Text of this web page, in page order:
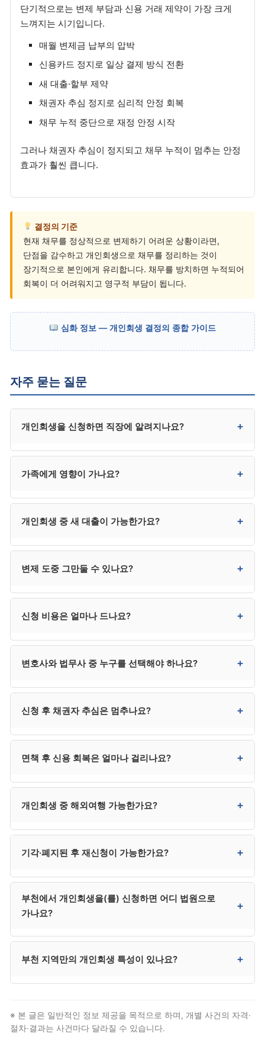
단기적으로는 변제 부담과 신용 거래 제약이 가장 크게
느껴지는 시기입니다.
매월 변제금 납부의 압박
신용카드 정지로 일상 결제 방식 전환
새 대출·할부 제약
채권자 추심 정지로 심리적 안정 회복
채무 누적 중단으로 재정 안정 시작
그러나 채권자 추심이 정지되고 채무 누적이 멈추는 안정
효과가 훨씬 큽니다.
결정의 기준
현재 채무를 정상적으로 변제하기 어려운 상황이라면,
단점을 감수하고 개인회생으로 채무를 정리하는 것이
장기적으로 본인에게 유리합니다. 채무를 방치하면 누적되어
회복이 더 어려워지고 영구적 부담이 됩니다.
심화 정보 — 개인회생 결정의 종합 가이드
자주 묻는 질문
개인회생을 신청하면 직장에 알려지나요? +
압류가 진행 중이었다면 회사가 이미 인지하고 있을 수
통해 인지될 수 있습니다.
가족에게 영향이 가나요? +
자녀의 채무에는 영향이 없습니다. 다만 가족이 본인
남습니다.
개인회생 중 새 대출이 가능한가요? +
필요합니다. 무허가 신규 채무는 변제계획 위반이 되어
변제 도중 그만둘 수 있나요? +
회수되지 않으며, 채권자 추심이 재개됩니다. 사정
검토하시는 것이 안전합니다.
신청 비용은 얼마나 드나요? +
원으로 총 320만~430만 원 수준입니다. 법무사는 다소
분납이 가능한 사무소가 대부분입니다.
변호사와 법무사 중 누구를 선택해야 하나요? +
채권자 이의가 예상되거나 복잡한 사건은 변호사가
제한이 있어 분쟁 발생 시 변호사를 추가 선임해야 할 수
있어, 결과적으로 변호사가 더 효율적인 경우가
신청 후 채권자 추심은 멈추나요? +
정지됩니다. 추심이 임박한 경우 신청과 동시에
면책 후 신용 회복은 얼마나 걸리나요? +
기간 중에도 단계적 신용 회복이 가능하며, 본인의 거래
개인회생 중 해외여행 가능한가요? +
사유가 있어야 발령되며, 개인회생 신청 자체로 자동
기각·폐지된 후 재신청이 가능한가요? +
폐지된 경우 사정 변경 입증을 통해 재신청합니다. 다만
변제 능력이 회복되지 않은 상태로 재신청하면 다시
폐지될 위험이 있어, 개인파산도 함께 검토하시는 것이
부천에서 개인회생을(를) 신청하면 어디 법원으로
가나요?
+
소사·오정 등 부천 전역이 부천지원 관할입니다. 다만
부천 지역만의 개인회생 특성이 있나요? +
수도권 서부 거주자 사건 처리, 김포·시흥 일부도 관할.
다만 법적 자격 요건과 절차 자체는 전국 동일하므로,
※ 본 글은 일반적인 정보 제공을 목적으로 하며, 개별 사건의 자격·
절차·결과는 사건마다 달라질 수 있습니다.